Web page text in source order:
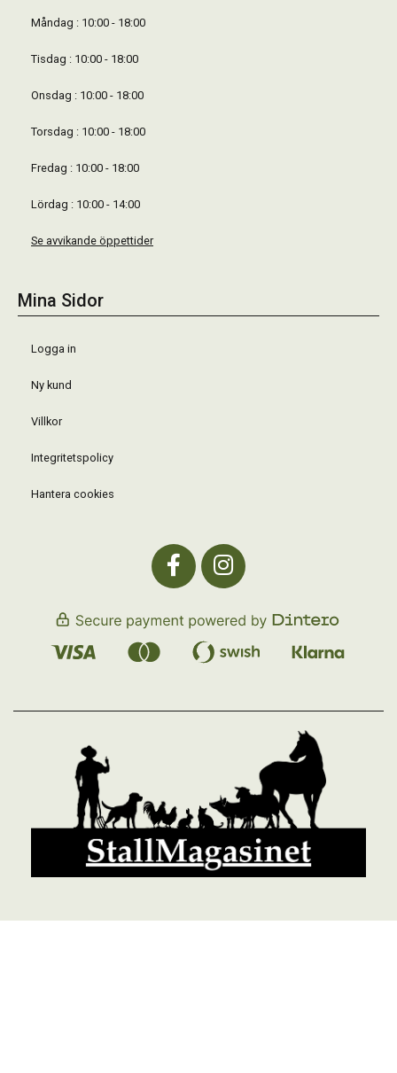
Måndag : 10:00 - 18:00
Tisdag : 10:00 - 18:00
Onsdag : 10:00 - 18:00
Torsdag : 10:00 - 18:00
Fredag : 10:00 - 18:00
Lördag : 10:00 - 14:00
Se avvikande öppettider
Mina Sidor
Logga in
Ny kund
Villkor
Integritetspolicy
Hantera cookies